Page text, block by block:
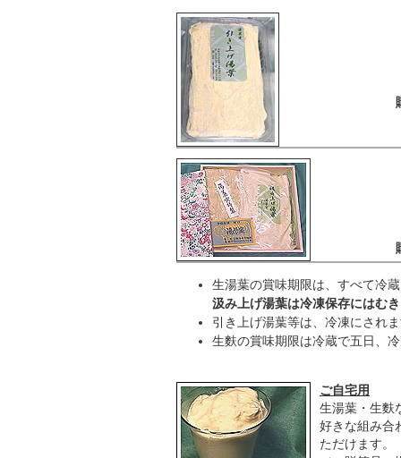
生湯葉の賞味期限は、すべて冷
汲み上げ湯葉は冷凍保存にはむき
引き上げ湯葉等は、冷凍にされ
生麩の賞味期限は冷蔵で五日、冷
ご自宅用
生湯葉・生麩
好きな組み合
ただけます。